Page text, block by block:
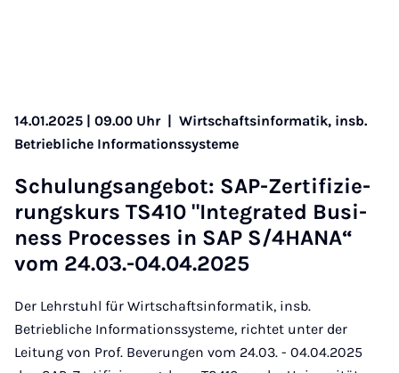
14.01.2025 | 09.00 Uhr
Wirtschaftsinformatik, insb.
Betriebliche Informationssysteme
Schu­lungs­an­ge­bot: SAP-Zer­ti­fi­zie­
rungs­kurs TS410 "In­te­gra­ted Busi­
ness Pro­ces­ses in SAP S/4HA­NA“
vom 24.03.-04.04.2025
Der Lehrstuhl für Wirtschaftsinformatik, insb.
Betriebliche Informationssysteme, richtet unter der
Leitung von Prof. Beverungen vom 24.03. - 04.04.2025